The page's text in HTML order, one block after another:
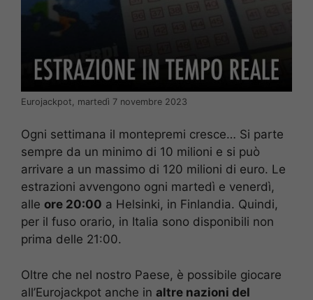
Eurojackpot, martedì 7 novembre 2023
Ogni settimana il montepremi cresce… Si parte
sempre da un minimo di 10 milioni e si può
arrivare a un massimo di 120 milioni di euro. Le
estrazioni avvengono ogni martedì e venerdì,
alle ore 20:00 a Helsinki, in Finlandia. Quindi,
per il fuso orario, in Italia sono disponibili non
prima delle 21:00.
Oltre che nel nostro Paese, è possibile giocare
all’Eurojackpot anche in altre nazioni del